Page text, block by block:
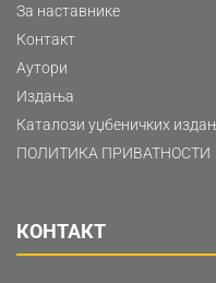
За наставнике
Контакт
Аутори
Издања
Каталози уџбеничких
ПОЛИТИКА ПРИВАТНОСТИ
КОНТАКТ